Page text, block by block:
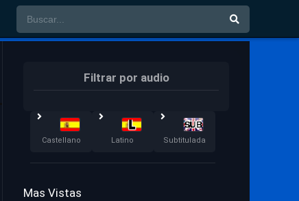
Filtrar por audio
Castellano Latino Subtitulada
Mas Vistas